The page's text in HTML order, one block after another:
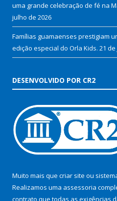
uma grande celebração de fé na
julho de 2026
Famílias guamaenses prestigiam
edição especial do Orla Kids. 21
DESENVOLVIDO POR CR2
Muito mais que criar site ou
Realizamos uma assessoria
contrato que todas as exigências